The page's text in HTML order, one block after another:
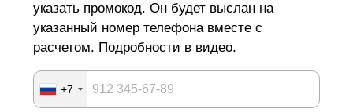
указать промокод. Он будет выслан на
указанный номер телефона вместе с
расчетом. Подробности в видео.
+7